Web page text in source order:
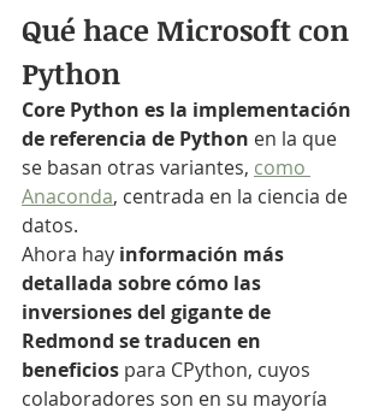
Qué hace Microsoft con
Python
Core Python es la implementación
de referencia de Python en la que
se basan otras variantes, como
Anaconda, centrada en la ciencia de
datos.
Ahora hay información más
detallada sobre cómo las
inversiones del gigante de
Redmond se traducen en
beneficios para CPython, cuyos
colaboradores son en su mayoría